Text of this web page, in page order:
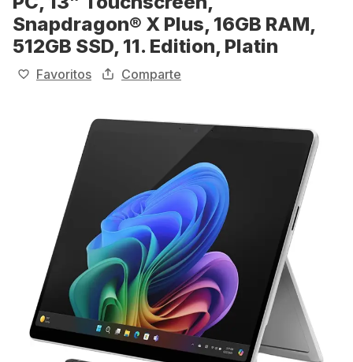
Snapdragon® X Plus, 16GB RAM,
512GB SSD, 11. Edition, Platin
Favoritos Comparte